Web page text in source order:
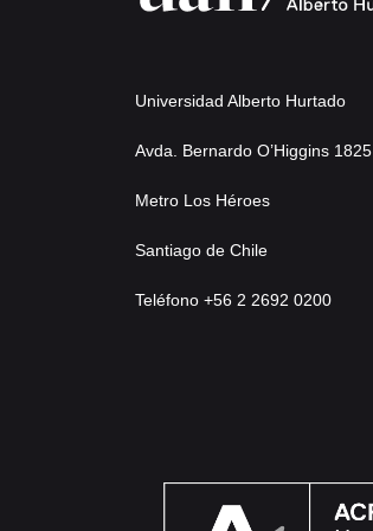
Universidad Alberto Hurtado
Avda. Bernardo O’Higgins 1825
Metro Los Héroes
Santiago de Chile
Teléfono +56 2 2692 0200